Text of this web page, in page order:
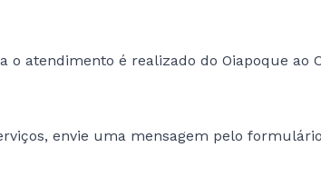
o atendimento é realizado do Oiapoque ao
envie uma mensagem pelo